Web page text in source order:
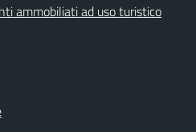
ammobiliati ad uso turistico